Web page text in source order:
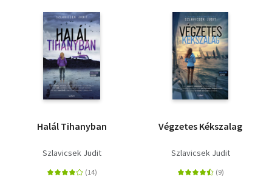
Halál Tihanyban
Szlavicsek Judit
Végzetes Kékszalag
Szlavicsek Judit